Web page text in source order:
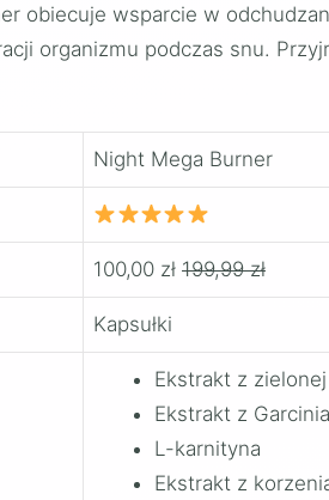
obiecuje wsparcie w
organizmu podczas snu.
Night Mega Burner
100,00 zł 199,99 zł
Kapsułki
Ekstrakt z
Ekstrakt z
L-karnityna
Ekstrakt z